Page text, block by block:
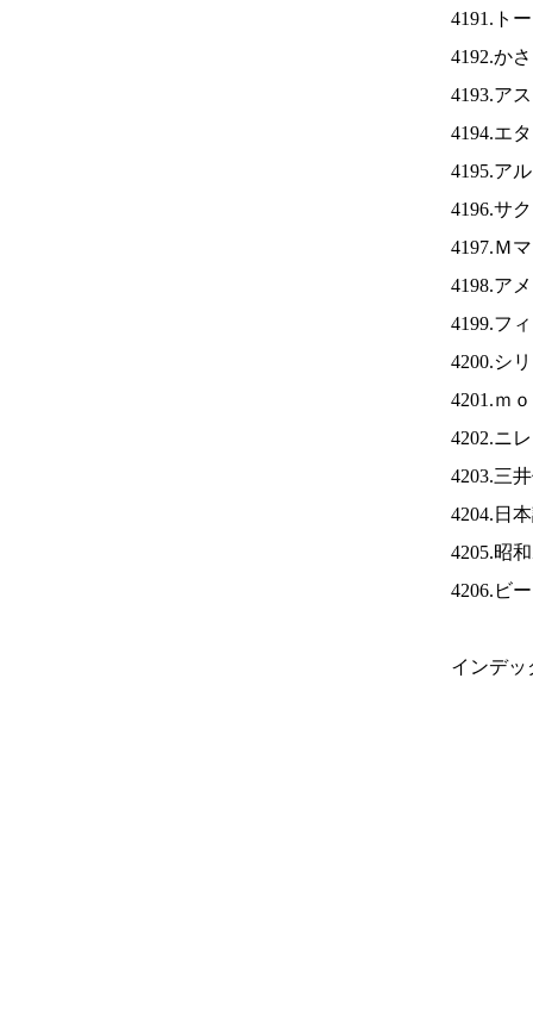
4191.ト
4192.か
4193.ア
4194.エ
4195.ア
4196.サ
4197.Ｍ
4198.ア
4199.フ
4200.シ
4201.ｍ
4202.ニ
4203.三
4204.日
4205.昭
4206.ビ
インデッ